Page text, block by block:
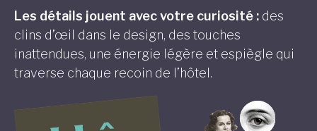
Les détails jouent avec votre curiosité : des
clins d’œil dans le design, des touches
inattendues, une énergie légère et espiègle qui
traverse chaque recoin de l’hôtel.